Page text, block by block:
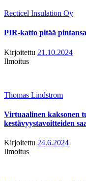
Recticel Insulation Oy
PIR-katto pitää
Kirjoitettu 21.10.2024
Ilmoitus
Thomas Lindstrom
Virtuaalinen kaksonen
kestävyystavoitteiden
Kirjoitettu 24.6.2024
Ilmoitus